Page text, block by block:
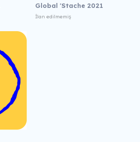
Global 'Stache 2021
İlan edilmemiş